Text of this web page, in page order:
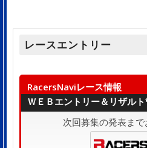
レースエントリー
RacersNaviレース情報
ＷＥＢエントリー＆リザル
次回募集の発表ま